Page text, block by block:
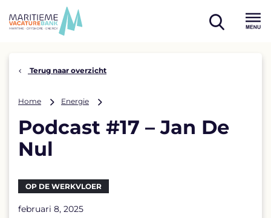
open
Terug naar overzicht
Home Energie
–
Jan
Podcast #17 – Jan De
Nul
OP DE WERKVLOER
februari 8, 2025